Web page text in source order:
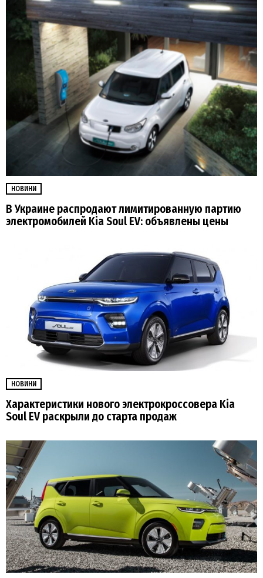
НОВИНИ
В Украине распродают лимитированную партию
электромобилей Kia Soul EV: объявлены цены
НОВИНИ
Характеристики нового электрокроссовера Kia
Soul EV раскрыли до старта продаж